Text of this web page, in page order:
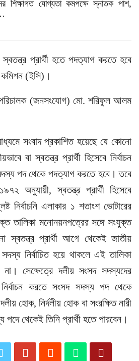
শিক্ষাগত যোগ্যতা কমপক্ষে স্নাতক পাশ,
প্রার্থী হতে পদত্যাগ করতে হবে
কমিশন (ইসি)।
পরিচালক (জনসংযোগ) মো. শরিফুল আলম
সংবাদ প্রকাশিত হয়েছে যে কোনো
বা স্বতন্ত্র প্রার্থী হিসেবে নির্বাচন
পদ থেকে পদত্যাগ করতে হবে। তবে
অনুযায়ী, স্বতন্ত্র প্রার্থী হিসেবে
নির্বাচনি এলাকার ১ শতাংশ ভোটারের
তালিকা মনোনয়নপত্রের সঙ্গে সংযুক্ত
প্রার্থী আগে থেকেই জাতীয়
নির্বাচিত হয়ে থাকলে এই তালিকা
সেক্ষেত্রে দলীয় সংসদ সদস্যদের
নির্বাচন করতে সংসদ সদস্য পদ থেকে
হোক, নির্দলীয় হোক বা সংরক্ষিত নারী
থেকেই তিনি প্রার্থী হতে পারবেন।